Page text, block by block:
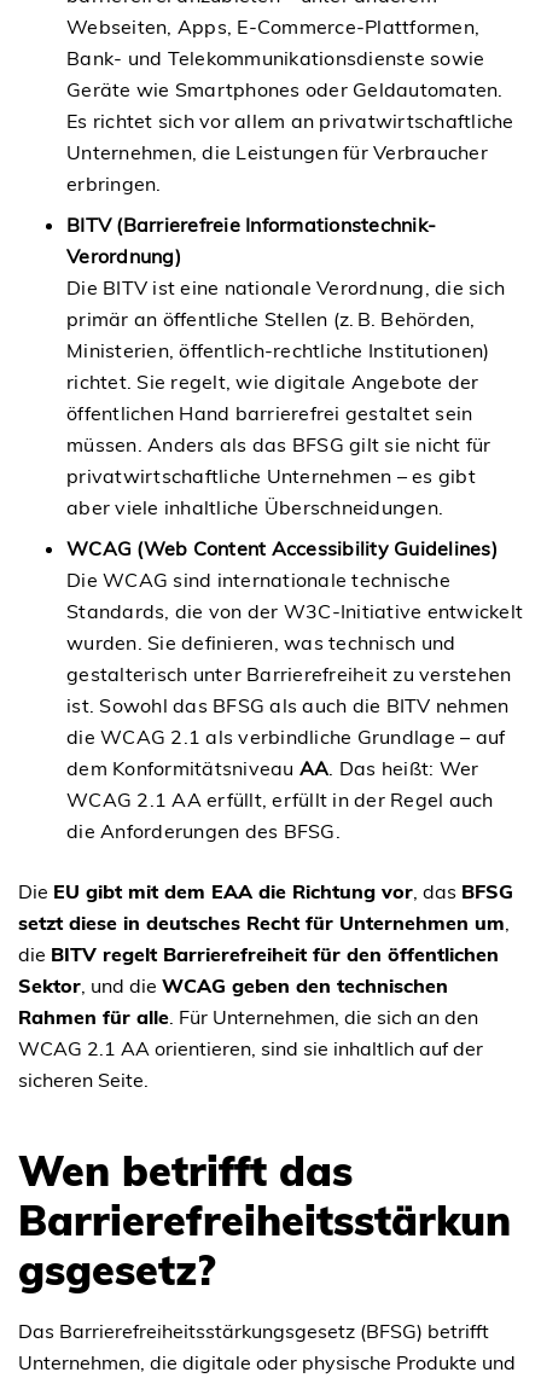
Webseiten, Apps, E-Commerce-Plattformen,
Bank- und Telekommunikationsdienste sowie
Geräte wie Smartphones oder Geldautomaten.
Es richtet sich vor allem an privatwirtschaftliche
Unternehmen, die Leistungen für Verbraucher
erbringen.
BITV (Barrierefreie Informationstechnik-
Verordnung)
Die BITV ist eine nationale Verordnung, die sich
primär an öffentliche Stellen (z. B. Behörden,
Ministerien, öffentlich-rechtliche Institutionen)
richtet. Sie regelt, wie digitale Angebote der
öffentlichen Hand barrierefrei gestaltet sein
müssen. Anders als das BFSG gilt sie nicht für
privatwirtschaftliche Unternehmen – es gibt
aber viele inhaltliche Überschneidungen.
WCAG (Web Content Accessibility Guidelines)
Die WCAG sind internationale technische
Standards, die von der W3C-Initiative entwickelt
wurden. Sie definieren, was technisch und
gestalterisch unter Barrierefreiheit zu verstehen
ist. Sowohl das BFSG als auch die BITV nehmen
die WCAG 2.1 als verbindliche Grundlage – auf
dem Konformitätsniveau AA . Das heißt: Wer
WCAG 2.1 AA erfüllt, erfüllt in der Regel auch
die Anforderungen des BFSG.
Die EU gibt mit dem EAA die Richtung vor , das BFSG
setzt diese in deutsches Recht für Unternehmen um
die BITV regelt Barrierefreiheit für den öffentlichen
Sektor , und die WCAG geben den technischen
Rahmen für alle . Für Unternehmen, die sich an den
WCAG 2.1 AA orientieren, sind sie inhaltlich auf der
sicheren Seite.
Wen betrifft das
Barrierefreiheitsstärkun
gsgesetz?
Das Barrierefreiheitsstärkungsgesetz (BFSG) betrifft
Unternehmen, die digitale oder physische Produkte und